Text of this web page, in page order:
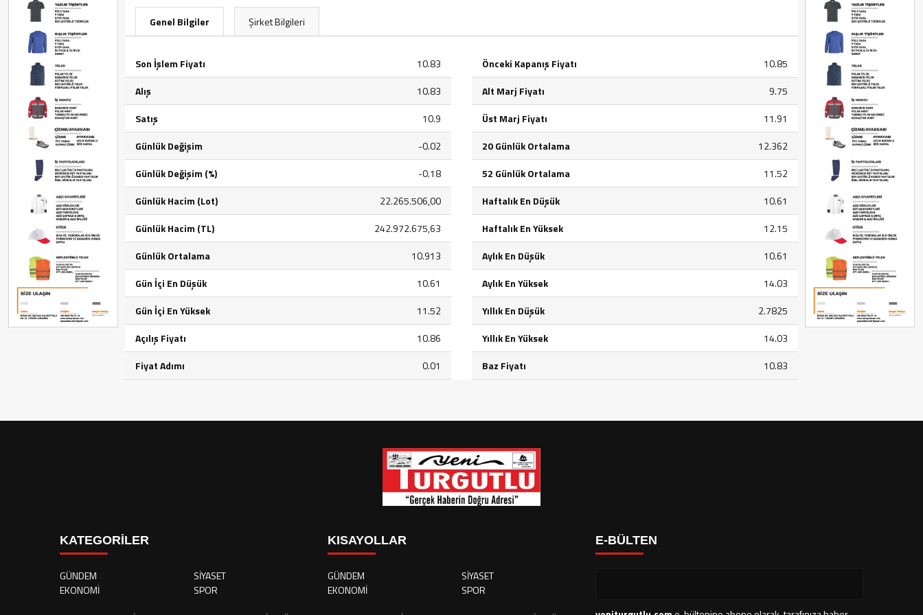
Genel Bilgiler Şirket Bilgileri
Son İşlem Fiyatı
10.83
Alış
10.83
Satış
10.9
Günlük Değişim
-0.02
Günlük Değişim (%)
-0.18
Günlük Hacim (Lot)
22.265.506,00
Günlük Hacim (TL)
242.972.675,63
Günlük Ortalama
10.913
Gün İçi En Düşük
10.61
Gün İçi En Yüksek
11.52
Açılış Fiyatı
10.86
Fiyat Adımı
0.01
Önceki Kapanış Fiyatı
10.85
Alt Marj Fiyatı
9.75
Üst Marj Fiyatı
11.91
20 Günlük Ortalama
12.362
52 Günlük Ortalama
11.52
Haftalık En Düşük
10.61
Haftalık En Yüksek
12.15
Aylık En Düşük
10.61
Aylık En Yüksek
14.03
Yıllık En Düşük
2.7825
Yıllık En Yüksek
14.03
Baz Fiyatı
10.83
KATEGORİLER
GÜNDEM
SİYASET
EKONOMİ
SPOR
KISAYOLLAR
GÜNDEM
SİYASET
EKONOMİ
SPOR
E-BÜLTEN